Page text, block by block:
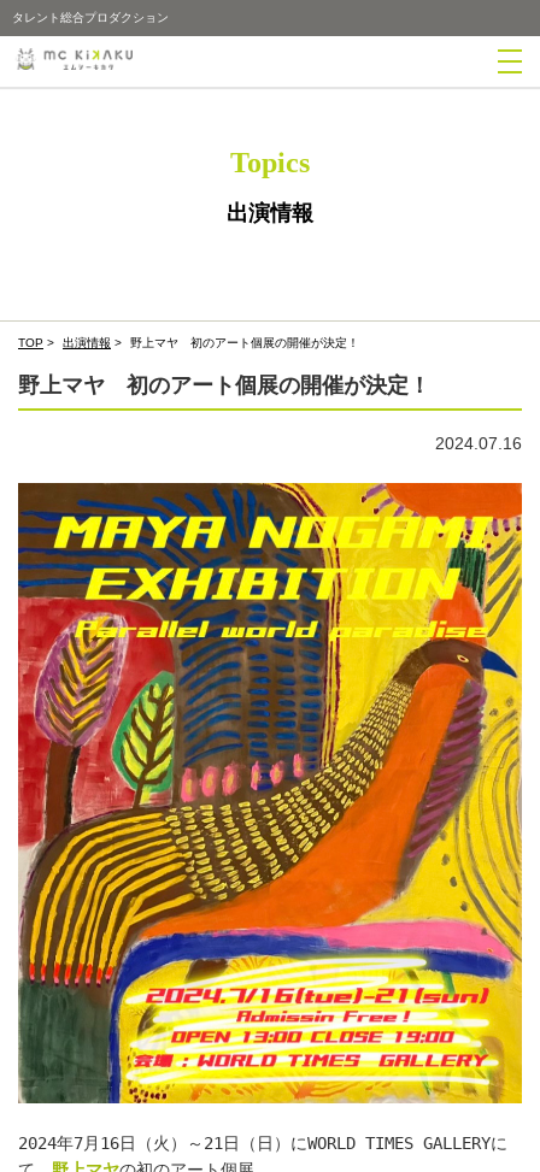
タレント総合プロダクション
Topics
出演情報
TOP > 出演情報 > 野上マヤ 初のアート個展の開催が決定！
野上マヤ 初のアート個展の開催が決定！
2024.07.16
2024年7月16日（火）～21日（日）にWORLD TIMES GALLERYに